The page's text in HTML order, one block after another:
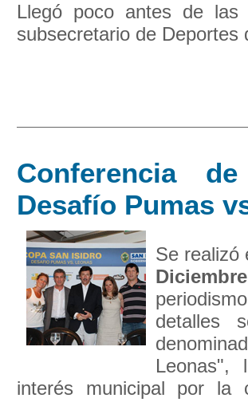
Llegó poco antes de
subsecretario de Deportes
Conferencia
Desafío Pumas
Se realizó
Diciembre
detalles
Leonas",
interés municipal por la